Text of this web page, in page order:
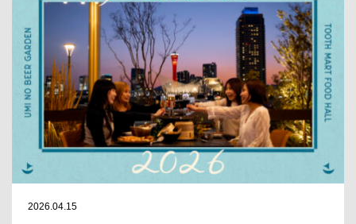
2026.04.15